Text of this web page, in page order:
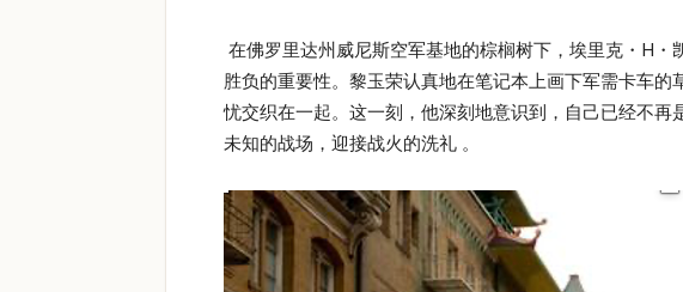
在佛罗里达州威尼斯空军基地的棕榈树下，埃里克・H
胜负的重要性。黎玉荣认真地在笔记本上画下军需卡车
忧交织在一起。这一刻，他深刻地意识到，自己已经不
未知的战场，迎接战火的洗礼 。